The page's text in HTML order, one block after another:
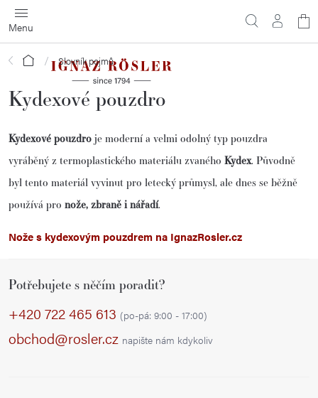
Přejít
na
obsah
Domů Slovník pojmů
Kydexové pouzdro
Kydexové pouzdro je moderní a velmi odolný typ pouzdra
vyráběný z termoplastického materiálu zvaného Kydex. Původně
byl tento materiál vyvinut pro letecký průmysl, ale dnes se běžně
používá pro nože, zbraně i nářadí.
Nože s kydexovým pouzdrem na IgnazRosler.cz
Potřebujete s něčím poradit?
+420 722 465 613 (po-pá: 9:00 - 17:00)
obchod@rosler.cz napište nám kdykoliv